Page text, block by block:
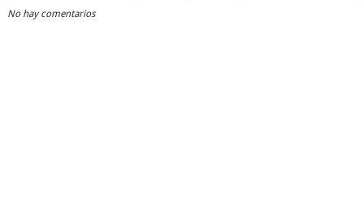
No hay comentarios